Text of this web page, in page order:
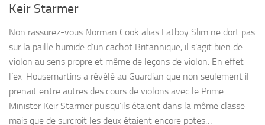
Keir Starmer
Non rassurez-vous Norman Cook alias Fatboy Slim ne dort pas
sur la paille humide d’un cachot Britannique, il s’agit bien de
violon au sens propre et même de leçons de violon. En effet
l’ex-Housemartins a révélé au Guardian que non seulement il
prenait entre autres des cours de violons avec le Prime
Minister Keir Starmer puisqu’ils étaient dans la même classe
mais que de surcroit les deux étaient encore potes…